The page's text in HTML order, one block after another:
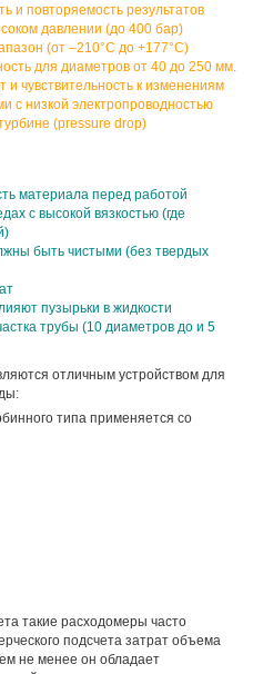
и повторяемость результатов
давлении (до 400 бар)
(от –210°C до +177°C)
для диаметров от 40 до 250 мм.
чувствительность к изменениям
с низкой электропроводностью
(pressure drop)
материала перед работой
с высокой вязкостью (где
быть чистыми (без твердых
пузырьки в жидкости
трубы (10 диаметров до и 5
отличным устройством для
типа применяется со
такие расходомеры часто
подсчета затрат объема
не менее он обладает